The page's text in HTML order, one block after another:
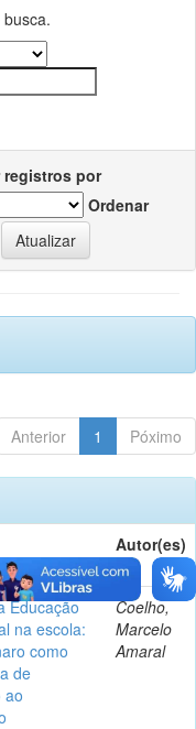
registros por
Ordenar
Anterior 1 Póximo
Autor(es)
Educação
na escola:
como
de
ao
Coelho,
Marcelo
Amaral